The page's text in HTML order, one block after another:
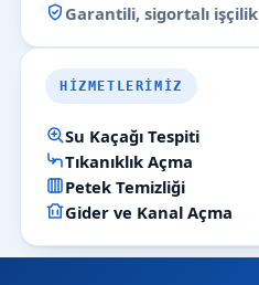
Garantili, sigortalı işçilik
HIZMETLERIMIZ
Su Kaçağı Tespiti
Tıkanıklık Açma
Petek Temizliği
Gider ve Kanal Açma